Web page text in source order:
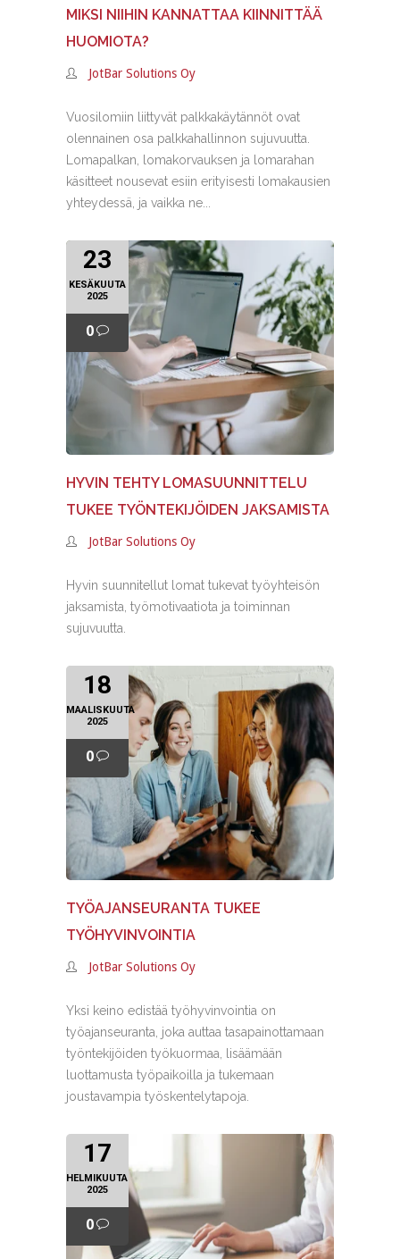
MIKSI NIIHIN KANNATTAA KIINNITTÄÄ
HUOMIOTA?
JotBar Solutions Oy
Vuosilomiin liittyvät palkkakäytännöt ovat
olennainen osa palkkahallinnon sujuvuutta.
Lomapalkan, lomakorvauksen ja lomarahan
käsitteet nousevat esiin erityisesti lomakausien
yhteydessä, ja vaikka ne...
23
KESÄKUUTA
2025
0
HYVIN TEHTY LOMASUUNNITTELU
TUKEE TYÖNTEKIJÖIDEN JAKSAMISTA
JotBar Solutions Oy
Hyvin suunnitellut lomat tukevat työyhteisön
jaksamista, työmotivaatiota ja toiminnan
sujuvuutta.
18
MAALISKUUTA
2025
0
TYÖAJANSEURANTA TUKEE
TYÖHYVINVOINTIA
JotBar Solutions Oy
Yksi keino edistää työhyvinvointia on
työajanseuranta, joka auttaa tasapainottamaan
työntekijöiden työkuormaa, lisäämään
luottamusta työpaikoilla ja tukemaan
joustavampia työskentelytapoja.
17
HELMIKUUTA
2025
0